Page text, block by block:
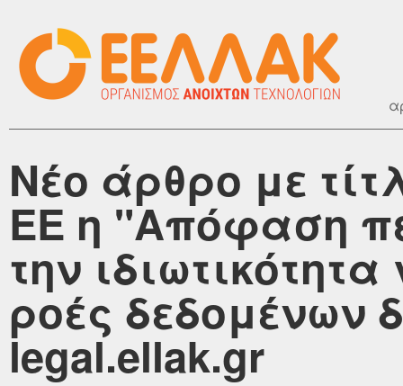
Νέο άρθρο με
ΕΕ η "Απόφαση
την
ροές δεδομένων
legal.ellak.gr